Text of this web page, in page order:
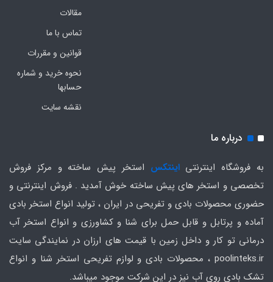
مقالات
تماس با ما
قوانین و مقررات
نحوه خرید و شماره
حسابها
نقشه سایت
درباره ما
به فروشگاه اینترنتیاینتکس استخر پیش ساخته و مرکز فروش
تخصصی و استخر های پیش ساخته خوش آمدید . فروش اینترنتی و
حضوری محصولات بادی و تفریحی در ایران ، تولید انواع استخر بادی
آماده و پرتابل و قابل حمل برای شنا و کشاورزی و انواع استخر آب
درمانی تو کار و داخل زمین با قیمت های ارزان در نمایندگی سایت
poolinteks.ir ، محصولات بادی و لوازم تفریحی استخر شنا و انواع
تشک بادی روی آب نیز در این شرکت موجود میباشد.